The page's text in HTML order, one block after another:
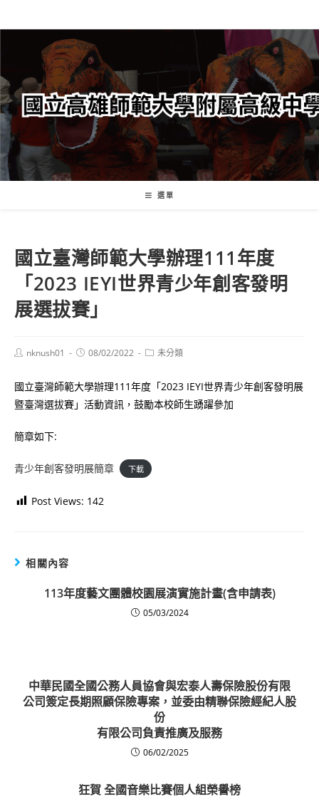
轉
要
內
容
選單
國立臺灣師範大學辦理111年度
「2023 IEYI世界青少年創客發明
展選拔賽」
Postnknush01
Post08/02/2022
Post未分類
國立臺灣師範大學辦理111年度「2023 IEYI世界青少年創客發明展
暨臺灣選拔賽」活動資訊，鼓勵本校師生踴躍參加
簡章如下:
青少年創客發明展簡章 下載
Post Views: 142
相關內容
113年度藝文團體校園展演實施計畫(含申請表)
05/03/2024
中華民國全國公務人員協會與宏泰人壽保險股份有限
公司簽定長期照顧保險專案，並委由精聯保險經紀人股
份
有限公司負責推廣及服務
06/02/2025
狂賀 全國音樂比賽個人組榮譽榜